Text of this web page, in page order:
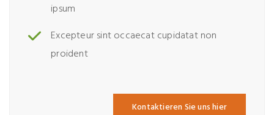
ipsum
Excepteur sint occaecat cupidatat non
proident
Kontaktieren Sie uns hier